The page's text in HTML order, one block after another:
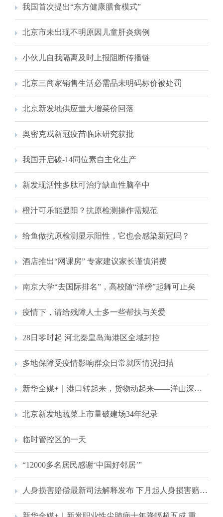
我国首次提出“东方健康膳食模式”
北京市未出现不明原因儿童肝炎病例
小伙儿自我隔离及时上报阻断传播链
北京三商家销售生活必需品未明码标价被处罚
北京新发地供应量大增菜价回落
奥密克戎新冠疫苗临床研究获批
我国开启碳-14同位素自主化生产
新发现活性多肽可治疗缺血性脑卒中
橙汁可乐能显阳？抗原检测操作需规范
给鱼做抗原检测显示阳性，它也会感染新冠吗？
酒店推出“网课房” 专家建议家长谨慎消费
南京大学“去国际排名”，高校随“洋榜”起舞可止矣
疫情下，请给残障人士多一些帮扶与关爱
28日零时起 河北秦皇岛海港区全域封控
多地保障受疫情影响群众日常就医情况扫描
新华全媒+｜港口转起来，货物动起来——洋山深水港目击记
北京新发地蔬菜上市量破建场34年纪录
临时管控区的一天
“12000多名居民感谢‘中国好邻居’”
人身损害赔偿最新司法解释发布 下月起人身损害赔偿标准城乡统一